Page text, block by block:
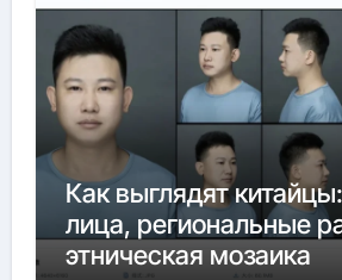
Как выглядят
лица, региональные
этническая мозаика